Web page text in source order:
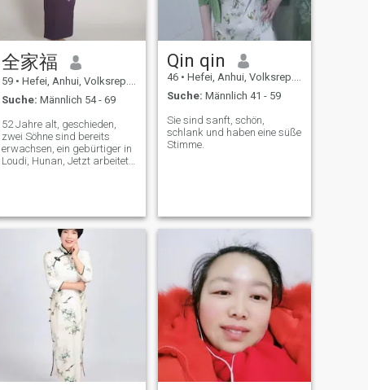
全家福
59 • Hefei, Anhui, Volksrep. China
Suche: Männlich 54 - 69
52 Jahre alt, geschieden,
zwei Söhne sind bereits
erwachsen, ein gebürtiger in
Loudi, Hunan, Jetzt arbeitet
und Essen.
Qin qin
46 • Hefei, Anhui, Volksrep. China
Suche: Männlich 41 - 59
Sie sind sanft, schön,
schlank und haben eine süße
Stimme.